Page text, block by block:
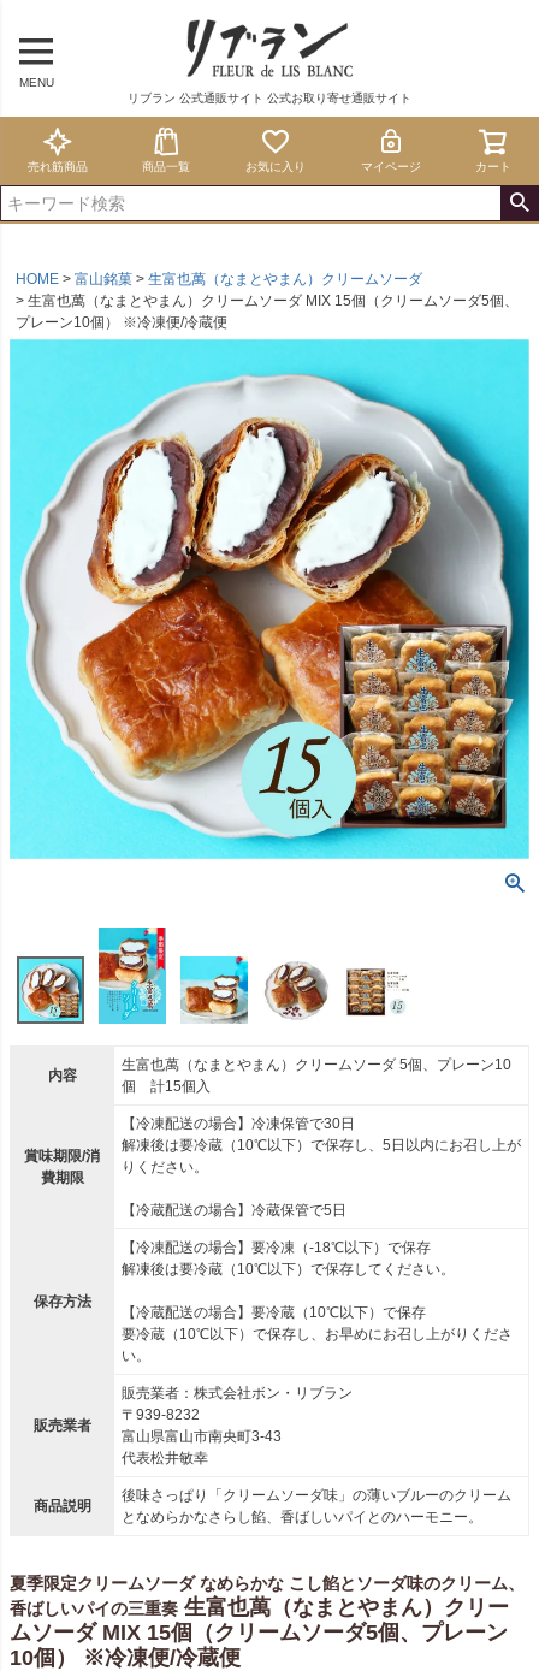
MENU
リブラン 公式通販サイト 公式お取り寄せ通販サイト
売れ筋商品 商品一覧 お気に入り マイページ カート
HOME 富山銘菓
生富也萬（なまとやまん）クリームソーダ
生富也萬（なまとやまん）クリームソーダ MIX 15個（クリームソーダ5個、
プレーン10個） ※冷凍便/冷蔵便
内容
生富也萬（なまとやまん）クリームソーダ 5個、プレーン10
個 計15個入
賞味期限/消
費期限
【冷凍配送の場合】冷凍保管で30日
解凍後は要冷蔵（10℃以下）で保存し、5日以内にお召し上が
りください。
【冷蔵配送の場合】冷蔵保管で5日
保存方法
【冷凍配送の場合】要冷凍（-18℃以下）で保存
解凍後は要冷蔵（10℃以下）で保存してください。
【冷蔵配送の場合】要冷蔵（10℃以下）で保存
要冷蔵（10℃以下）で保存し、お早めにお召し上がりくださ
い。
販売業者
販売業者：株式会社ボン・リブラン
〒939-8232
富山県富山市南央町3-43
代表松井敏幸
商品説明
後味さっぱり「クリームソーダ味」の薄いブルーのクリーム
となめらかなさらし餡、香ばしいパイとのハーモニー。
夏季限定クリームソーダ なめらかな こし餡とソーダ味のクリーム、
香ばしいパイの三重奏 生富也萬（なまとやまん）クリー
ムソーダ MIX 15個（クリームソーダ5個、プレーン
10個） ※冷凍便/冷蔵便